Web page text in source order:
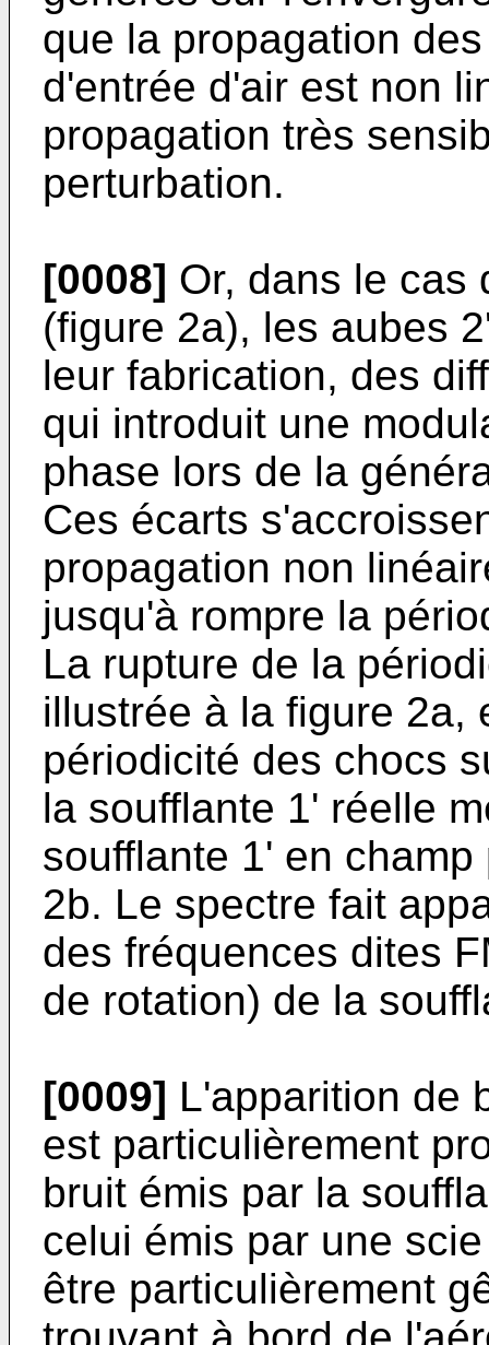
que la propagation
d'entrée d'air est non
propagation très
perturbation.
[0008] Or, dans le cas
(figure 2a), les aubes
leur fabrication, des
qui introduit une
phase lors de la
Ces écarts
propagation non
jusqu'à rompre la
La rupture de la
illustrée à la figure 2a,
périodicité des chocs
la soufflante 1' réelle
soufflante 1' en
2b. Le spectre fait
des fréquences dites
de rotation) de la
[0009] L'apparition de
est particulièrement
bruit émis par la
celui émis par une
être particulièrement